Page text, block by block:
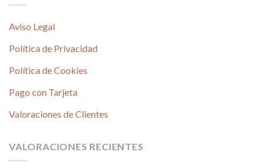
Aviso Legal
Política de Privacidad
Política de Cookies
Pago con Tarjeta
Valoraciones de Clientes
VALORACIONES RECIENTES